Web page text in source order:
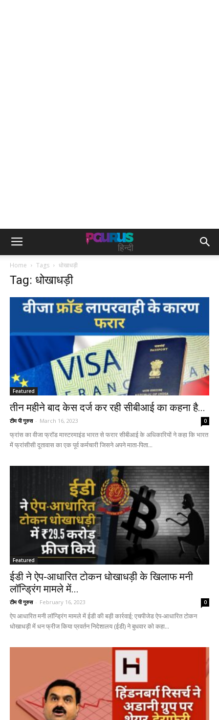
Home Tags धोखाधड़ी
Tag: धोखाधड़ी
Featured
तीन महीने बाद केस दर्ज कर रही सीबीआई का कहना है...
टीम पी गुरुस - March 16, 2023 0
फ्रांस का वीजा फ्रॉड मास्टरमाइंड भारत से फरार सीबीआई के अधिकारियों ने कहा कि भारत
में फ्रांसीसी दूतावास का एक पूर्व कर्मचारी जिसने अपने माता-पिता...
Featured
ईडी ने ऐप-आधारित टोकन धोखाधड़ी के खिलाफ मनी
लॉन्ड्रिंग मामले में...
टीम पी गुरुस - February 16, 2023 0
ऐप आधारित मनी लॉन्ड्रिंग मामले में ईडी की बड़ी कार्रवाई; एचपीजेड ऐप-आधारित टोकन
धोखाधड़ी में धन फ्रीज किया प्रवर्तन निदेशालय (ईडी) ने बुधवार को कहा...